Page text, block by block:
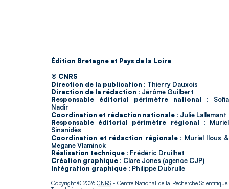
Édition Bretagne et Pays de la Loire
© CNRS
Direction de la publication : Thierry Dauxois
Direction de la rédaction : Jérôme Guilbert
Responsable éditorial périmètre national : Sofia
Nadir
Coordination et rédaction nationale : Julie Lallemant
Responsable éditorial périmètre régional : Muriel
Sinanidès
Coordination et rédaction régionale : Muriel Ilous &
Megane Vlaminck
Réalisation technique : Frédéric Druilhet
Création graphique : Clare Jones (agence CJP)
Intégration graphique : Philippe Dubrulle
Copyright © 2026CNRS - Centre National de la Recherche Scientifique.